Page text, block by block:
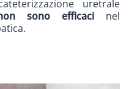
uretrale
sono efficacinel